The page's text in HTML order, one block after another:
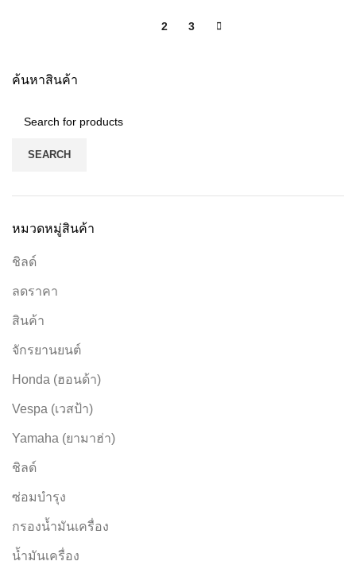
ค้นหาสินค้า
SEARCH
หมวดหมู่สินค้า
ชิลด์
ลดราคา
สินค้า
จักรยานยนต์
Honda (ฮอนด้า)
Vespa (เวสป้า)
Yamaha (ยามาฮ่า)
ชิลด์
ซ่อมบำรุง
กรองน้ำมันเครื่อง
น้ำมันเครื่อง
2 3